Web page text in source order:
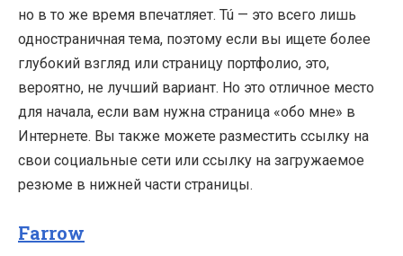
но в то же время впечатляет. Tú — это всего лишь
одностраничная тема, поэтому если вы ищете более
глубокий взгляд или страницу портфолио, это,
вероятно, не лучший вариант. Но это отличное место
для начала, если вам нужна страница «обо мне» в
Интернете. Вы также можете разместить ссылку на
свои социальные сети или ссылку на загружаемое
резюме в нижней части страницы.
Farrow